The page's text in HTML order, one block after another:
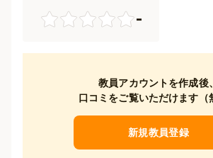
-
教員アカウントを作成後、
口コミをご覧いただけます（
新規教員登録